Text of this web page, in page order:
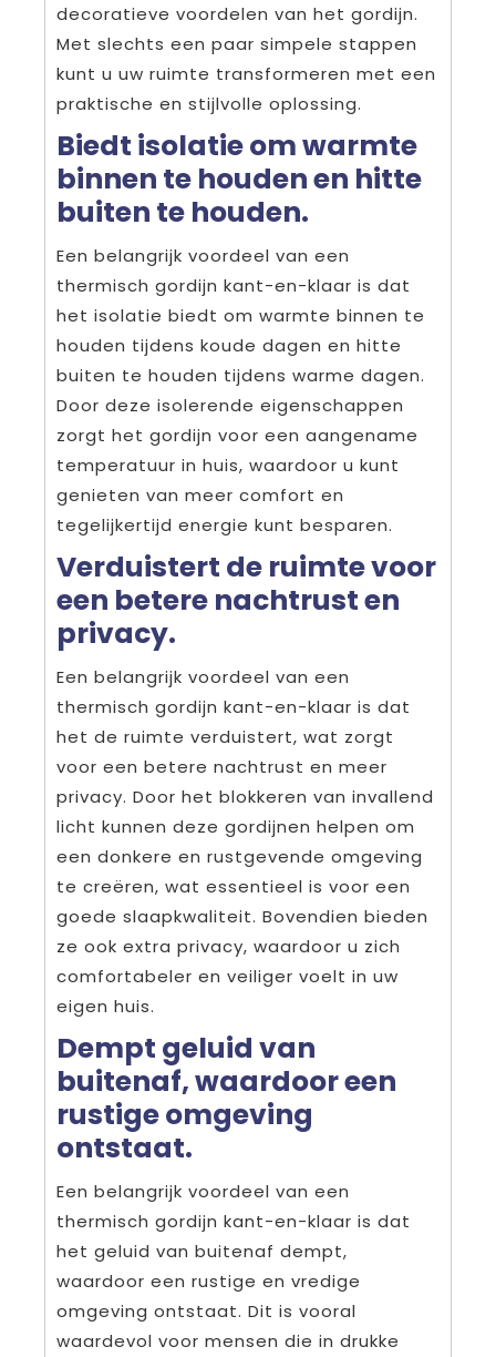
decoratieve voordelen van het gordijn.
Met slechts een paar simpele stappen
kunt u uw ruimte transformeren met een
praktische en stijlvolle oplossing.
Biedt isolatie om warmte
binnen te houden en hitte
buiten te houden.
Een belangrijk voordeel van een
thermisch gordijn kant-en-klaar is dat
het isolatie biedt om warmte binnen te
houden tijdens koude dagen en hitte
buiten te houden tijdens warme dagen.
Door deze isolerende eigenschappen
zorgt het gordijn voor een aangename
temperatuur in huis, waardoor u kunt
genieten van meer comfort en
tegelijkertijd energie kunt besparen.
Verduistert de ruimte voor
een betere nachtrust en
privacy.
Een belangrijk voordeel van een
thermisch gordijn kant-en-klaar is dat
het de ruimte verduistert, wat zorgt
voor een betere nachtrust en meer
privacy. Door het blokkeren van invallend
licht kunnen deze gordijnen helpen om
een donkere en rustgevende omgeving
te creëren, wat essentieel is voor een
goede slaapkwaliteit. Bovendien bieden
ze ook extra privacy, waardoor u zich
comfortabeler en veiliger voelt in uw
eigen huis.
Dempt geluid van
buitenaf, waardoor een
rustige omgeving
ontstaat.
Een belangrijk voordeel van een
thermisch gordijn kant-en-klaar is dat
het geluid van buitenaf dempt,
waardoor een rustige en vredige
omgeving ontstaat. Dit is vooral
waardevol voor mensen die in drukke